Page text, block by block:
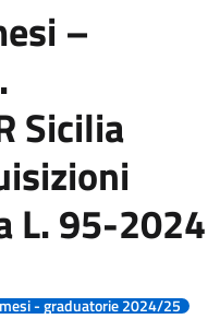
–
Sicilia
L. 95-2024
- graduatorie 2024/25